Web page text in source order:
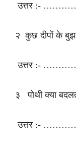
उत्तर :-
२ कुछ दीपों के बुझ
उत्तर :-
३ पोथी क्या
उत्तर :-